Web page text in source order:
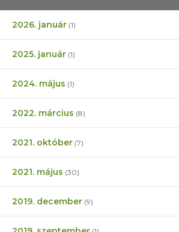
2026. január (1)
2025. január (1)
2024. május (1)
2022. március (8)
2021. október (7)
2021. május (30)
2019. december (9)